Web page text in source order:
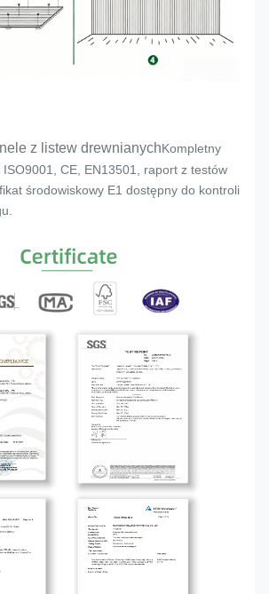
z listew drewnianychKompletny
CE, EN13501, raport z testów
środowiskowy E1 dostępny do kontroli